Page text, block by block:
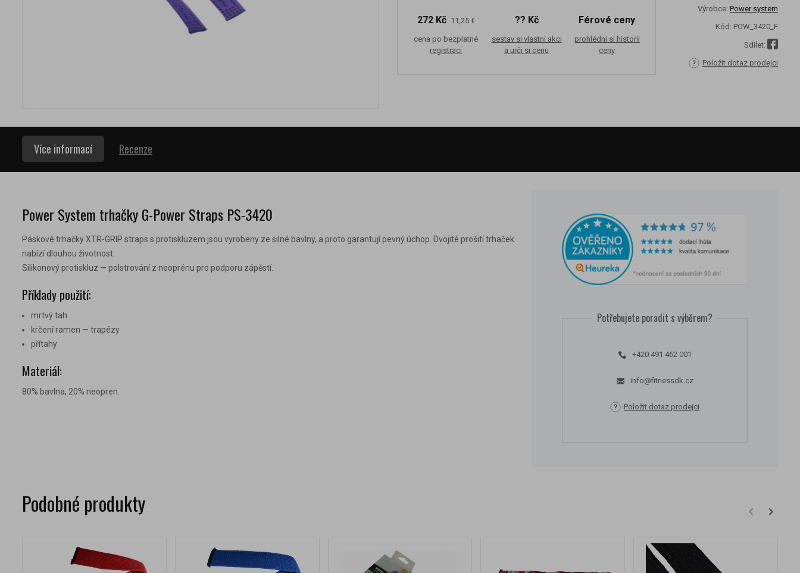
272 Kč 11,25 €
cena po bezplatné
registraci
?? Kč
sestav si vlastní akci
a urči si cenu
Férové ceny
prohlédni si historii
ceny
Výrobce: Power system
Kód: POW_3420_F
Sdílet:
Položit dotaz prodejci
Více informací Recenze
Power System trhačky G-Power Straps PS-3420
Páskové trhačky XTR-GRIP straps s protiskluzem jsou vyrobeny ze silné bavlny, a proto garantují pevný úchop. Dvojité prošití trhaček
nabízí dlouhou životnost.
Silikonový protiskluz — polstrování z neoprénu pro podporu zápěstí.
Příklady použití:
mrtvý tah
krčení ramen — trapézy
přítahy
Materiál:
80% bavlna, 20% neopren.
Potřebujete poradit s výběrem?
+420 491 462 001
info@fitnessdk.cz
Položit dotaz prodejci
Podobné produkty